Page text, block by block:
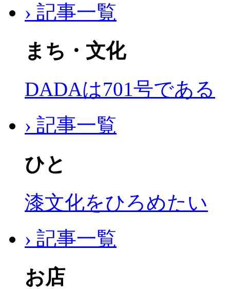
› 記事一覧
まち・文化
DADAは701号である
› 記事一覧
ひと
漆文化をひろめたい
› 記事一覧
お店